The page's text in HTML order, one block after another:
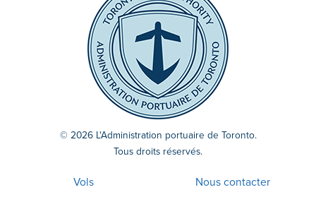
© 2026 L'Administration portuaire de Toronto.
Tous droits réservés.
Vols
Nous contacter